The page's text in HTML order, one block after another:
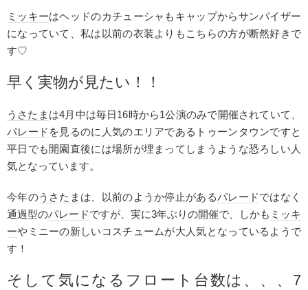
ミッキーはヘッドのカチューシャもキャップからサンバイザー
になっていて、私は以前の衣装よりもこちらの方が断然好きで
す♡
早く実物が見たい！！
うさたま は4月中は毎日16時から1公演のみで開催されていて、
パレード を見るのに人気のエリアであるトゥーンタウンですと
平日でも開園直後には場所が埋まってしまうような恐ろしい人
気となっています。
今年のうさたま は、以前のようか停止があるパレードではなく
通過型のパレードですが、実に3年ぶりの開催で、しかも ミッキ
ーやミニーの新しいコスチュームが大人気となっているようで
す！
そして気になる フロート 台数は、、、7